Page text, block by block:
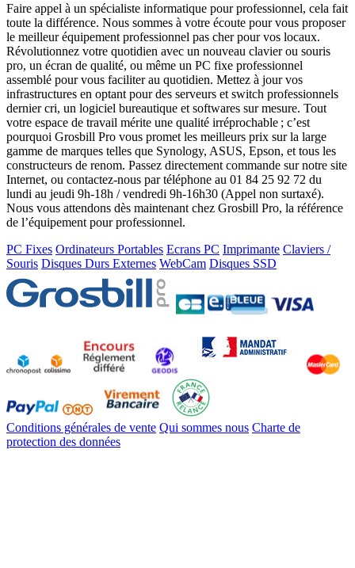
Faire appel à un spécialiste informatique pour professionnel, cela fait
toute la différence. Nous sommes à votre écoute pour vous proposer
le meilleur équipement professionnel pas cher pour vos locaux.
Révolutionnez votre quotidien avec un nouveau clavier ou souris
pro, un écran de qualité, ou même un PC fixe professionnel
assemblé pour vous faciliter au quotidien. Mettez à jour vos
infrastructures en optant pour des serveurs et switch professionnels
dernier cri, un logiciel bureautique et softwares sur mesure. Tout
votre espace de travail mérite une qualité irréprochable ; c’est
pourquoi Grosbill Pro vous promet les meilleurs prix sur la large
gamme de marques telles que Synology, ASUS, Epson, et tous les
constructeurs de renom. Passez directement commande sur notre site
Internet, ou contactez-nous par téléphone au 01 84 25 92 72 du
lundi au jeudi 9h-18h / vendredi 9h-16h30 (Appel non surtaxé).
Nous vous attendons dès maintenant chez Grosbill Pro, la référence
de l’équipement pour professionnel.
PC Fixes Ordinateurs Portables Ecrans PC Imprimante Claviers /
Souris Disques Durs Externes WebCam Disques SSD
Conditions générales de vente Qui sommes nous Charte de
protection des données